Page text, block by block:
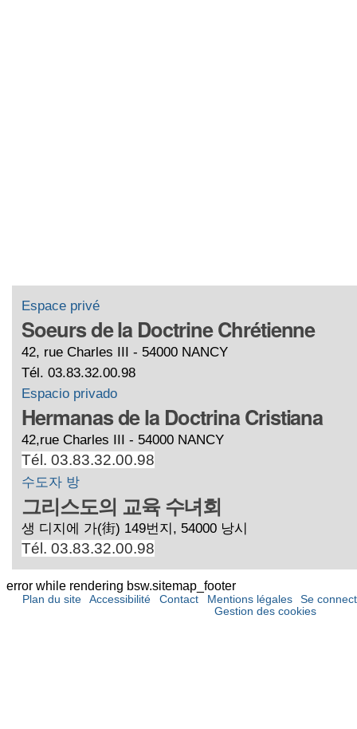
Espace privé
Soeurs de la Doctrine Chrétienne
42, rue Charles III - 54000 NANCY
Tél. 03.83.32.00.98
Espacio privado
Hermanas de la Doctrina Cristiana
42,rue Charles III - 54000 NANCY
Tél. 03.83.32.00.98
수도자 방
그리스도의 교육 수녀회
생 디지에 가(街) 149번지, 54000 낭시
Tél. 03.83.32.00.98
error while rendering bsw.sitemap_footer
Plan du site Accessibilité Contact Mentions légales
Se
Gestion des cookies